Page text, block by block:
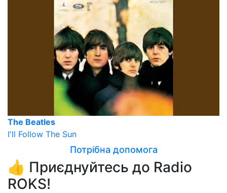
The Beatles
I'll Follow The Sun
Потрібна допомога
👍 Приєднуйтесь до Radio
ROKS!